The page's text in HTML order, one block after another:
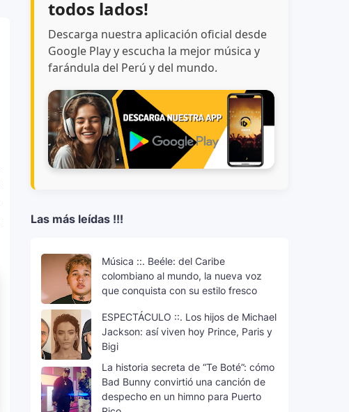
todos lados!
Descarga nuestra aplicación oficial desde
Google Play y escucha la mejor música y
farándula del Perú y del mundo.
Las más leídas !!!
Música ::. Beéle: del Caribe
colombiano al mundo, la nueva voz
que conquista con su estilo fresco
ESPECTÁCULO ::. Los hijos de Michael
Jackson: así viven hoy Prince, Paris y
Bigi
La historia secreta de “Te Boté”: cómo
Bad Bunny convirtió una canción de
despecho en un himno para Puerto